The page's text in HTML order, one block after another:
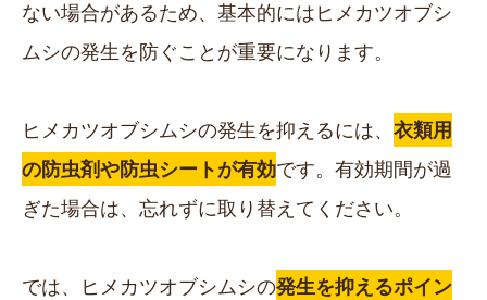
ない場合があるため、基本的にはヒメカツオブシ
ムシの発生を防ぐことが重要になります。
ヒメカツオブシムシの発生を抑えるには、 衣類用
の防虫剤や防虫シートが有効です。有効期間が過
ぎた場合は、忘れずに取り替えてください。
では、ヒメカツオブシムシの発生を抑えるポイン